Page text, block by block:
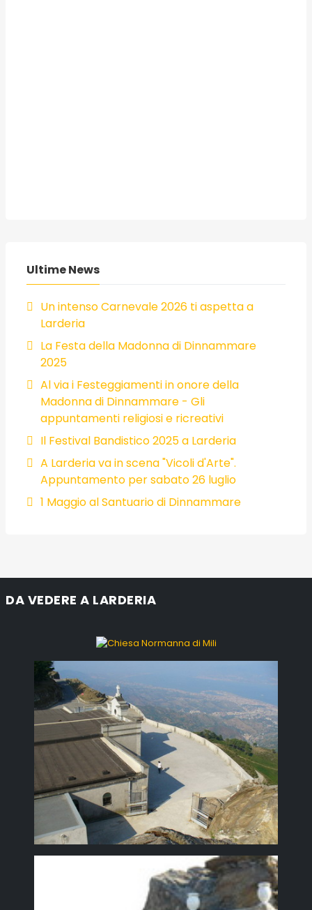
Ultime News
Un intenso Carnevale 2026 ti aspetta a
Larderia
La Festa della Madonna di Dinnammare
2025
Al via i Festeggiamenti in onore della
Madonna di Dinnammare - Gli
appuntamenti religiosi e ricreativi
Il Festival Bandistico 2025 a Larderia
A Larderia va in scena "Vicoli d'Arte".
Appuntamento per sabato 26 luglio
1 Maggio al Santuario di Dinnammare
DA VEDERE A LARDERIA